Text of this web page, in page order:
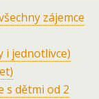
zájemce
jednotlivce)
s dětmi od 2